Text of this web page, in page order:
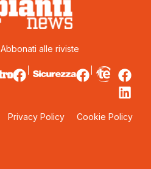
Abbonati alle riviste
Privacy Policy Cookie Policy